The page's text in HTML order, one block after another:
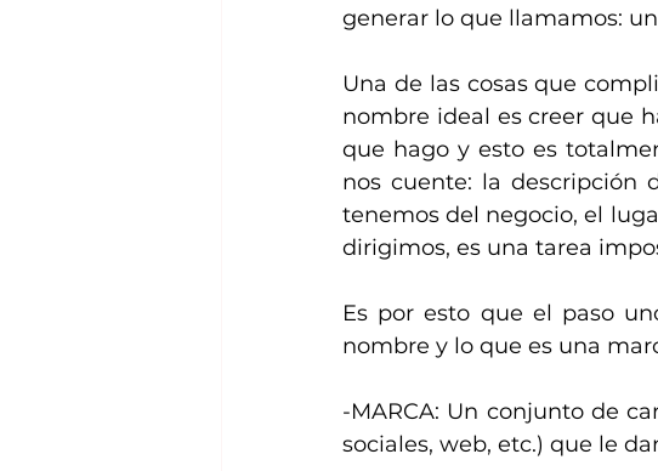
generar lo que llamamos:
Una de las cosas que
nombre ideal es creer que
que hago y esto es
nos cuente: la descripción
tenemos del negocio, el
dirigimos, es una tarea
Es por esto que el paso
nombre y lo que es una
-MARCA: Un conjunto de
sociales, web, etc.) que le